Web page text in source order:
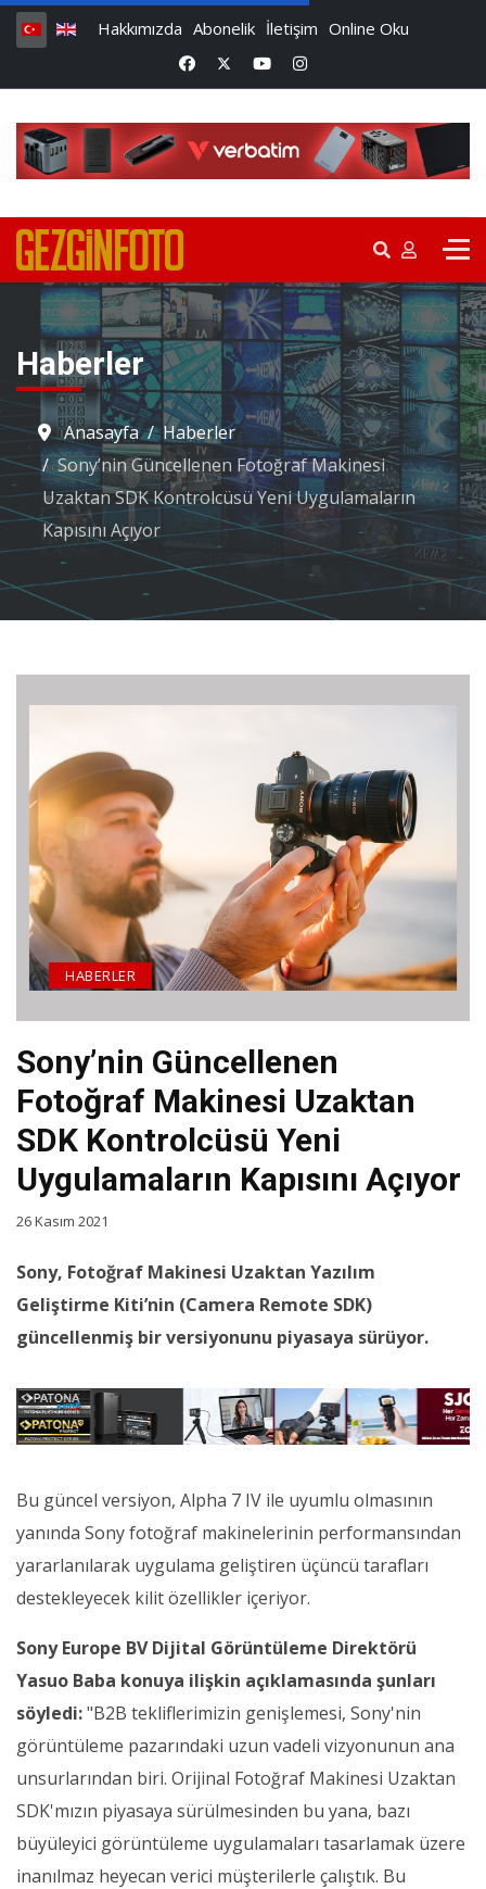
Hakkımızda Abonelik İletişim Online Oku
Haberler
Anasayfa
Haberler
Sony’nin Güncellenen Fotoğraf Makinesi
Uzaktan SDK Kontrolcüsü Yeni Uygulamaların
Kapısını Açıyor
Sony’nin Güncellenen
Fotoğraf Makinesi Uzaktan
SDK Kontrolcüsü Yeni
Uygulamaların Kapısını Açıyor
HABERLER
26 Kasım 2021
Sony, Fotoğraf Makinesi Uzaktan Yazılım
Geliştirme Kiti’nin (Camera Remote SDK)
güncellenmiş bir versiyonunu piyasaya sürüyor.
Bu güncel versiyon, Alpha 7 IV ile uyumlu olmasının
yanında Sony fotoğraf makinelerinin performansından
yararlanılarak uygulama geliştiren üçüncü tarafları
destekleyecek kilit özellikler içeriyor.
Sony Europe BV Dijital Görüntüleme Direktörü
Yasuo Baba konuya ilişkin açıklamasında şunları
söyledi:"B2B tekliflerimizin genişlemesi, Sony'nin
görüntüleme pazarındaki uzun vadeli vizyonunun ana
unsurlarından biri. Orijinal Fotoğraf Makinesi Uzaktan
SDK'mızın piyasaya sürülmesinden bu yana, bazı
büyüleyici görüntüleme uygulamaları tasarlamak üzere
inanılmaz heyecan verici müşterilerle çalıştık. Bu